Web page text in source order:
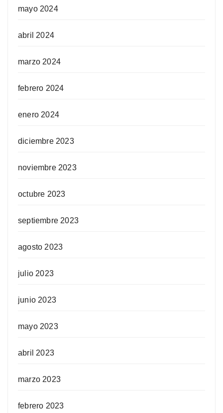
mayo 2024
abril 2024
marzo 2024
febrero 2024
enero 2024
diciembre 2023
noviembre 2023
octubre 2023
septiembre 2023
agosto 2023
julio 2023
junio 2023
mayo 2023
abril 2023
marzo 2023
febrero 2023